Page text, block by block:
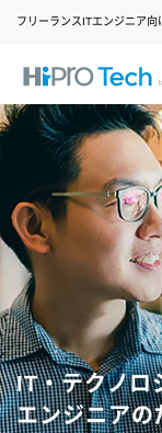
フリーランスITエンジニア向
IT・テクノロ
エンジニアの